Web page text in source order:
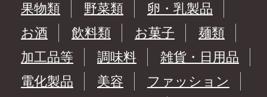
果物類
野菜類
卵・乳製品
お酒
飲料類 お菓子
麺類
加工品等
調味料
雑貨・日用品
電化製品
美容
ファッション